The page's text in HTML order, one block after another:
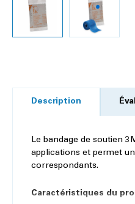
Description
Le bandage de soutien
applications et permet
correspondants.
Caractéristiques du